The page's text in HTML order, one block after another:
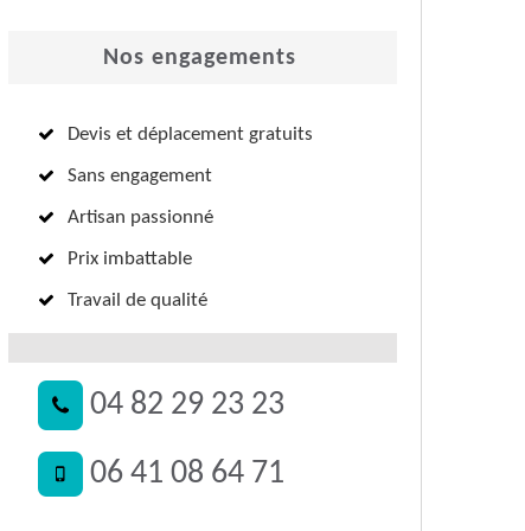
Nos engagements
Devis et déplacement gratuits
Sans engagement
Artisan passionné
Prix imbattable
Travail de qualité
04 82 29 23 23
06 41 08 64 71